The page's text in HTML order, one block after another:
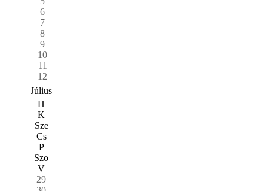
6
7
8
9
10
11
12
Július
H
K
Sze
Cs
P
Szo
V
29